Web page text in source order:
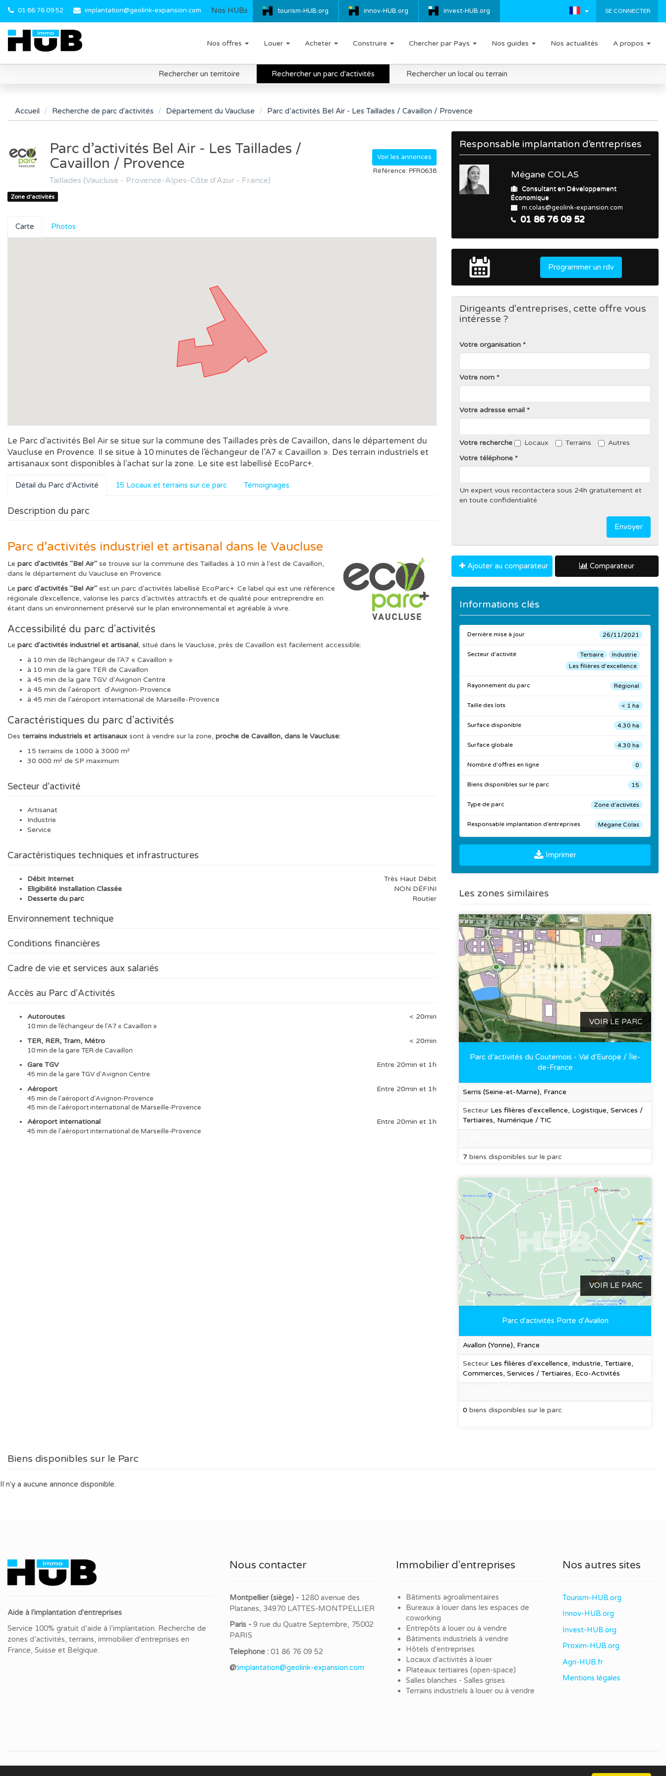
01 86 76 09 52 implantation@geolink-expansion.com tourism-HUB.org innov-HUB.org invest-HUB.org
Nos HUBs SE CONNECTER
Nos offres Louer Acheter Construire Chercher par Pays Nos guides Nos actualités A propos
Rechercher un territoire Rechercher un parc d'activités Rechercher un local ou terrain
Accueil Recherche de parc d'activités Département du Vaucluse Parc d’activités Bel Air - Les Taillades / Cavaillon / Provence
Parc d’activités Bel Air - Les Taillades /
Cavaillon / Provence
Taillades (Vaucluse - Provence-Alpes-Côte d'Azur - France)
Zone d'activités
Voir les annonces
Référence: PFR0638
Carte Photos
Le Parc d'activités Bel Air se situe sur la commune des Taillades près de Cavaillon, dans le département du
Vaucluse en Provence. Il se situe à 10 minutes de l’échangeur de l’A7 « Cavaillon ». Des terrain industriels et
artisanaux sont disponibles à l'achat sur la zone. Le site est labellisé EcoParc+.
Détail du Parc d'Activité 15 Locaux et terrains sur ce parc Témoignages
Description du parc
Parc d’activités industriel et artisanal dans le Vaucluse
Le parc d'activités "Bel Air" se trouve sur la commune des Taillades à 10 min à l'est de Cavaillon,
dans le département du Vaucluse en Provence.
Le parc d'activités "Bel Air" est un parc d'activités labellisé EcoParc+. Ce label qui est une référence
régionale d’excellence, valorise les parcs d’activités attractifs et de qualité pour entreprendre en
étant dans un environnement préservé sur le plan environnemental et agréable à vivre.
Accessibilité du parc d'activités
Le parc d'activités industriel et artisanal, situé dans le Vaucluse, près de Cavaillon est facilement accessible:
à 10 min de l’échangeur de l’A7 « Cavaillon »
à 10 min de la gare TER de Cavaillon
à 45 min de la gare TGV d'Avignon Centre
à 45 min de l'aéroport d'Avignon-Provence
à 45 min de l'aéroport international de Marseille-Provence
Caractéristiques du parc d'activités
Des terrains industriels et artisanaux sont à vendre sur la zone, proche de Cavaillon, dans le Vaucluse:
15 terrains de 1000 à 3000 m²
30 000 m² de SP maximum
Secteur d'activité
Artisanat
Industrie
Service
Caractéristiques techniques et infrastructures
Débit Internet
Très Haut Débit
Eligibilité Installation Classée
NON DÉFINI
Desserte du parc
Routier
Environnement technique
Conditions financières
Cadre de vie et services aux salariés
Accès au Parc d'Activités
Autoroutes < 20min
10 min de l’échangeur de l’A7 « Cavaillon »
TER, RER, Tram, Métro < 20min
10 min de la gare TER de Cavaillon
Gare TGV Entre 20min et 1h
45 min de la gare TGV d'Avignon Centre
Aéroport Entre 20min et 1h
45 min de l'aéroport d'Avignon-Provence
45 min de l'aéroport international de Marseille-Provence
Aéroport international Entre 20min et 1h
45 min de l'aéroport international de Marseille-Provence
Responsable implantation d’entreprises
Mégane COLAS
Consultant en Développement
Économique
m.colas@geolink-expansion.com
01 86 76 09 52
Programmer un rdv
Dirigeants d'entreprises, cette offre vous
intéresse ?
Votre organisation
Votre nom
Votre adresse email
Votre recherche Locaux Terrains
Autres
Votre téléphone
Un expert vous recontactera sous 24h gratuitement et
en toute confidentialité
Envoyer
Ajouter au comparateur Comparateur
Informations clés
Dernière mise à jour 26/11/2021
Secteur d'activité Tertiaire
Industrie
Les filières d'excellence
Rayonnement du parc Régional
Taille des lots < 1 ha
Surface disponible 4.30 ha
Surface globale 4.30 ha
Nombre d'offres en ligne 0
Biens disponibles sur le parc 15
Type de parc Zone d'activités
Responsable implantation d’entreprises Mégane Colas
Imprimer
Les zones similaires
VOIR LE PARC
Parc d’activités du Couternois - Val d'Europe / Île-
de-France
Serris (Seine-et-Marne), France
Secteur Les filières d'excellence, Logistique, Services /
Tertiaires, Numérique / TIC
7 biens disponibles sur le parc
VOIR LE PARC
Parc d'activités Porte d'Avallon
Avallon (Yonne), France
Secteur Les filières d'excellence, Industrie, Tertiaire,
Commerces, Services / Tertiaires, Eco-Activités
0 biens disponibles sur le parc
Biens disponibles sur le Parc
Il n'y a aucune annonce disponible.
Aide à l'implantation d'entreprises
Service 100% gratuit d’aide à l’implantation. Recherche de
zones d’activités, terrains, immobilier d'entreprises en
France, Suisse et Belgique.
Nous contacter
Montpellier (siège) - 1280 avenue des
Platanes, 34970 LATTES-MONTPELLIER
Paris - 9 rue du Quatre Septembre, 75002
PARIS
Telephone : 01 86 76 09 52
@:implantation@geolink-expansion.com
Immobilier d'entreprises
Bâtiments agroalimentaires
Bureaux à louer dans les espaces de
coworking
Entrepôts à louer ou à vendre
Bâtiments industriels à vendre
Hôtels d'entreprises
Locaux d'activités à louer
Plateaux tertiaires (open-space)
Salles blanches - Salles grises
Terrains industriels à louer ou à vendre
Nos autres sites
Tourism-HUB.org
Innov-HUB.org
Invest-HUB.org
Proxim-HUB.org
Agri-HUB.fr
Mentions légales